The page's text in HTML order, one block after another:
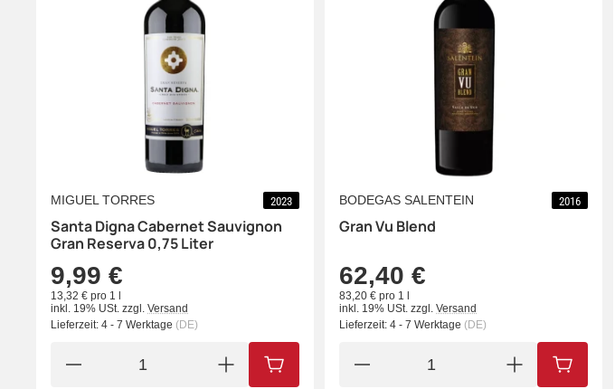
MIGUEL TORRES 2023
Santa Digna Cabernet Sauvignon
Gran Reserva 0,75 Liter
9,99 €
13,32 € pro 1 l
inkl. 19% USt. zzgl. Versand
Lieferzeit: 4 - 7 Werktage (DE)
IN DEN WARENKORB
BODEGAS SALENTEIN 2016
Gran Vu Blend
62,40 €
83,20 € pro 1 l
inkl. 19% USt. zzgl. Versand
Lieferzeit: 4 - 7 Werktage (DE)
IN DEN